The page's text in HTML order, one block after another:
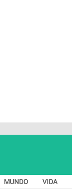
MUNDO VIDA